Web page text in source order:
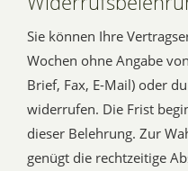
Sie können Ihre
Wochen ohne Angabe
Brief, Fax, E-Mail) oder
widerrufen. Die Frist
dieser Belehrung. Zur
genügt die rechtzeitige